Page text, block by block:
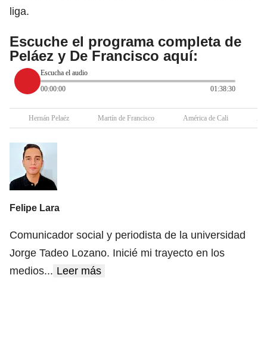
liga.
Escuche el programa completa de
Peláez y De Francisco aquí:
Escucha el audio
00:00:00
01:38:30
Hernán Pelaéz Martín de Francisco América de Cali
Felipe Lara
Comunicador social y periodista de la universidad
Jorge Tadeo Lozano. Inicié mi trayecto en los
medios... Leer más